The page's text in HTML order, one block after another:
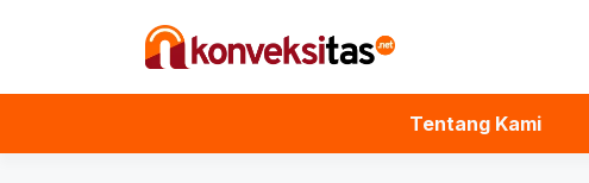
Tentang Kami